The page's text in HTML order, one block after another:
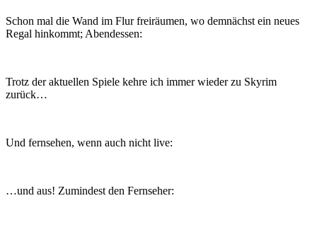
Schon mal die Wand im Flur freiräumen, wo demnächst ein neues
Regal hinkommt; Abendessen:
Trotz der aktuellen Spiele kehre ich immer wieder zu Skyrim
zurück…
Und fernsehen, wenn auch nicht live:
…und aus! Zumindest den Fernseher: